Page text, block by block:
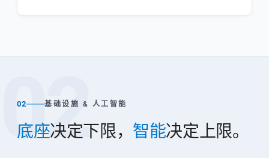
02
02 基础设施 & 人工智能
底座决定下限， 智能决定上限。